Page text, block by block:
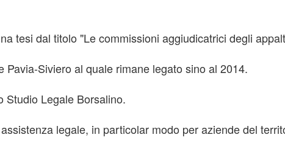
tesi dal titolo "Le commissioni aggiudicatrici degli
Siviero al quale rimane legato sino al 2014.
Studio Legale Borsalino.
legale, in particolar modo per aziende del